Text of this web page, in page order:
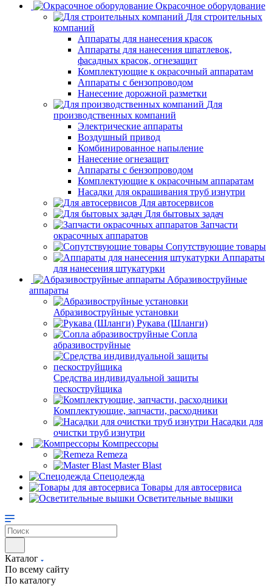
Окрасочное оборудование
Для строительных
компаний
Аппараты для нанесения красок
Аппараты для нанесения шпатлевок,
фасадных красок, огнезащит
Комплектующие к окрасочный аппаратам
Аппараты с бензопроводом
Нанесение дорожной разметки
Для
производственных компаний
Электрические аппараты
Воздушный привод
Комбинированное напыление
Нанесение огнезащит
Аппараты с бензопроводом
Комплектующие к окрасочным аппаратам
Насадки для окрашивания труб изнутри
Для автосервисов
Для бытовых задач
Запчасти
окрасочных аппаратов
Сопутствующие товары
Аппараты
для нанесения штукатурки
Aбразивоструйные
аппараты
Абразивоструйные установки
Рукава (Шланги)
Сопла
абразивоструйные
Средства индивидуальной защиты
пескоструйщика
Комплектующие, запчасти, расходники
Насадки для
очистки труб изнутри
Компрессоры
Remeza
Master Blast
Спецодежда
Товары для автосервиса
Осветительные вышки
Каталог
По всему сайту
По каталогу